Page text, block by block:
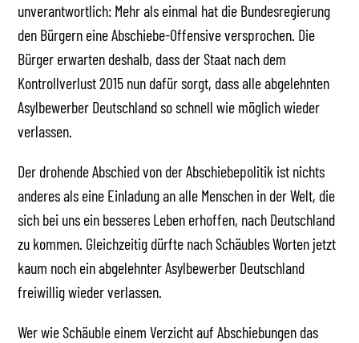
unverantwortlich: Mehr als einmal hat die Bundesregierung
den Bürgern eine Abschiebe-Offensive versprochen. Die
Bürger erwarten deshalb, dass der Staat nach dem
Kontrollverlust 2015 nun dafür sorgt, dass alle abgelehnten
Asylbewerber Deutschland so schnell wie möglich wieder
verlassen.
Der drohende Abschied von der Abschiebepolitik ist nichts
anderes als eine Einladung an alle Menschen in der Welt, die
sich bei uns ein besseres Leben erhoffen, nach Deutschland
zu kommen. Gleichzeitig dürfte nach Schäubles Worten jetzt
kaum noch ein abgelehnter Asylbewerber Deutschland
freiwillig wieder verlassen.
Wer wie Schäuble einem Verzicht auf Abschiebungen das